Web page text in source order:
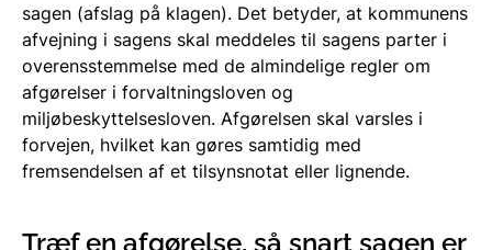
sagen (afslag på klagen). Det betyder, at kommunens
afvejning i sagens skal meddeles til sagens parter i
overensstemmelse med de almindelige regler om
afgørelser i forvaltningsloven og
miljøbeskyttelsesloven. Afgørelsen skal varsles i
forvejen, hvilket kan gøres samtidig med
fremsendelsen af et tilsynsnotat eller lignende.
Træf en afgørelse, så snart sagen er